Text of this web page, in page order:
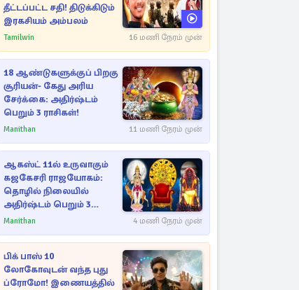
தீட்டப்பட்ட சதி! திடுக்கிடும்
இரகசியம் அம்பலம்
Tamilwin 16 மணி நேரம் முன்
18 ஆண்டுகளுக்குப் பிறகு
சூரியன்- கேது அரிய
சேர்க்கை: அதிர்ஷ்டம்
பெறும் 3 ராசிகள்!
Manithan 11 மணி நேரம் முன்
ஆகஸ்ட் 11ல் உருவாகும்
கஜகேசரி ராஜயோகம்:
தொழில் நிலையில்
அதிர்ஷ்டம் பெறும் 3
ராசிகள்!
Manithan 4 மணி நேரம் முன்
பிக் பாஸ் 10
லோகோவுடன் வந்த புது
ப்ரோமோ! இணையத்தில்